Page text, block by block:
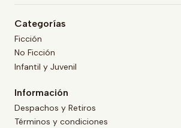
Categorías
Ficción
No Ficción
Infantil y Juvenil
Información
Despachos y Retiros
Términos y condiciones